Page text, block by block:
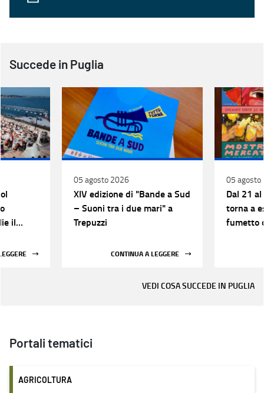
Succede in Puglia
il
05 agosto 2026
XIV edizione di "Bande a Sud
– Suoni tra i due mari" a
Trepuzzi
CONTINUA A LEGGERE
05 agosto
Dal 21
torna a
fumetto
VEDI COSA SUCCEDE IN PUGLIA
Portali tematici
AGRICOLTURA